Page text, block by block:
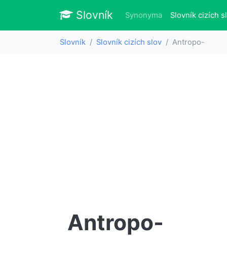
Slovník Slovník
Synonyma Slovník cizích
Slovník Slovník cizích slov Antropo-
Antropo-